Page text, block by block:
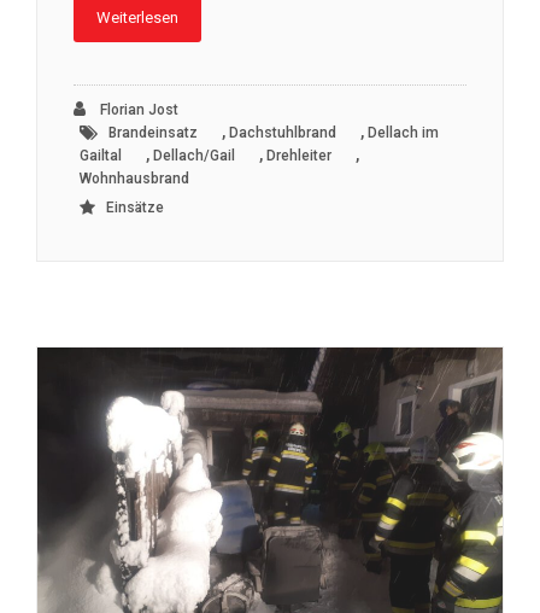
Weiterlesen
Florian Jost
Brandeinsatz
, Dachstuhlbrand , Dellach im
Gailtal
, Dellach/Gail , Drehleiter ,
Wohnhausbrand
Einsätze